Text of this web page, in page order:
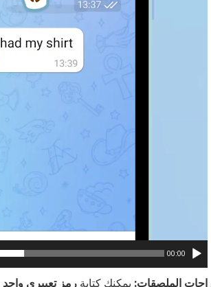
00:00
الملصقات: يمكنك كتابة رمز تعبيري واحد